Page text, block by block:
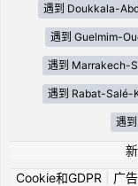
遇到 Doukkala-
遇到 Guelmim-
遇到 Marrakech-
遇到 Rabat-Salé-
遇
Cookie和GDPR
广告